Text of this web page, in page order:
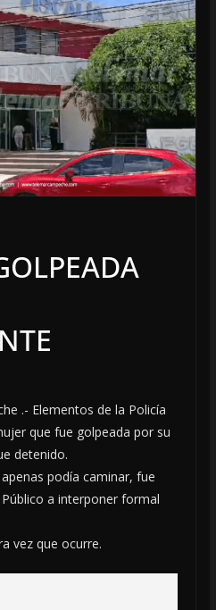
.- Elementos de la Policía
que fue golpeada por su
detenido.
podía caminar, fue
a interponer formal
vez que ocurre.